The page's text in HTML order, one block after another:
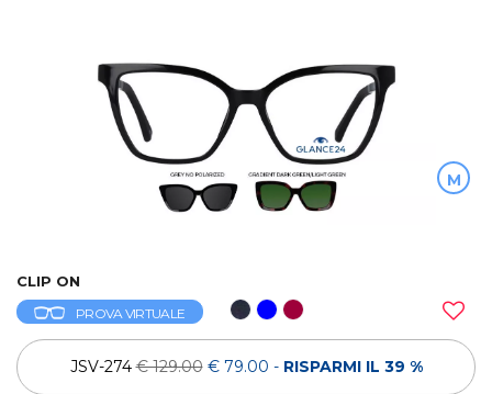
M
CLIP ON
PROVA VIRTUALE
JSV-274€ 129.00 € 79.00 - RISPARMI IL 39 %